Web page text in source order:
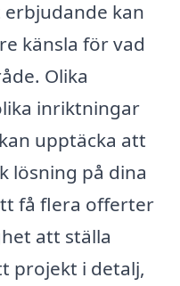
kan
känsla för vad
Olika
inriktningar
upptäcka att
lösning på dina
få flera offerter
att ställa
projekt i detalj,